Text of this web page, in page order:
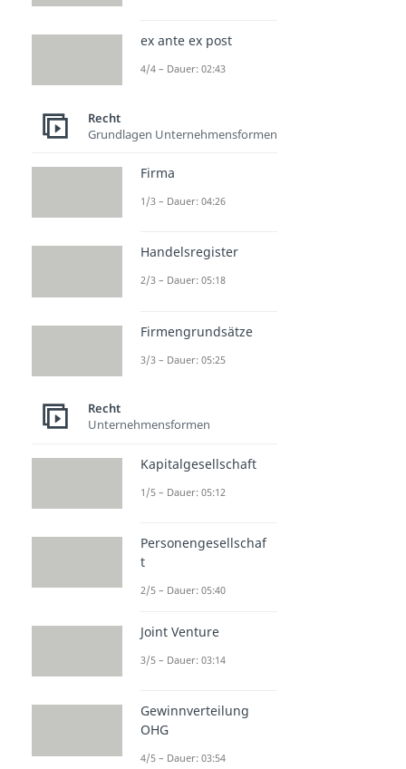
ex ante ex post
4/4 – Dauer: 02:43
Recht
Grundlagen Unternehmensformen
Firma
1/3 – Dauer: 04:26
Handelsregister
2/3 – Dauer: 05:18
Firmengrundsätze
3/3 – Dauer: 05:25
Recht
Unternehmensformen
Kapitalgesellschaft
1/5 – Dauer: 05:12
Personengesellschaf
t
2/5 – Dauer: 05:40
Joint Venture
3/5 – Dauer: 03:14
Gewinnverteilung
OHG
4/5 – Dauer: 03:54